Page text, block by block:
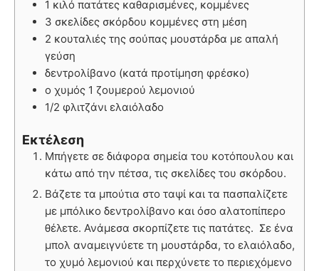
1 κιλό πατάτες καθαρισμένες, κομμένες
3 σκελίδες σκόρδου κομμένες στη μέση
2 κουταλιές της σούπας μουστάρδα με απαλή
γεύση
δεντρολίβανο (κατά προτίμηση φρέσκο)
ο χυμός 1 ζουμερού λεμονιού
1/2 φλιτζάνι ελαιόλαδο
Εκτέλεση
Μπήγετε σε διάφορα σημεία του κοτόπουλου και
κάτω από την πέτσα, τις σκελίδες του σκόρδου.
Βάζετε τα μπούτια στο ταψί και τα πασπαλίζετε
με μπόλικο δεντρολίβανο και όσο αλατοπίπερο
θέλετε. Ανάμεσα σκορπίζετε τις πατάτες. Σε ένα
μπολ αναμειγνύετε τη μουστάρδα, το ελαιόλαδο,
το χυμό λεμονιού και περχύνετε το περιεχόμενο